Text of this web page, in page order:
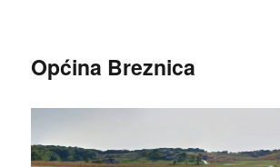
Općina Breznica